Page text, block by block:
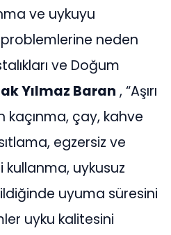
ve uykuyu
neden
ve Doğum
Yılmaz Baran , “Aşırı
kaçınma, çay, kahve
egzersiz ve
uykusuz
uyuma süresini
uyku kalitesini